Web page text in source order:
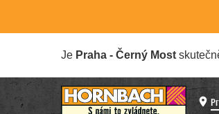
Je Praha - Černý Most